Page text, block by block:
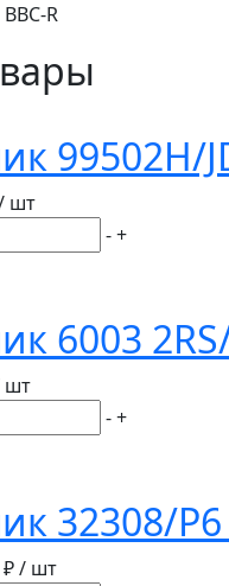
BBC-R
99502H/
шт
-+
6003 2RS/
шт
-+
32308/P6
₽ / шт